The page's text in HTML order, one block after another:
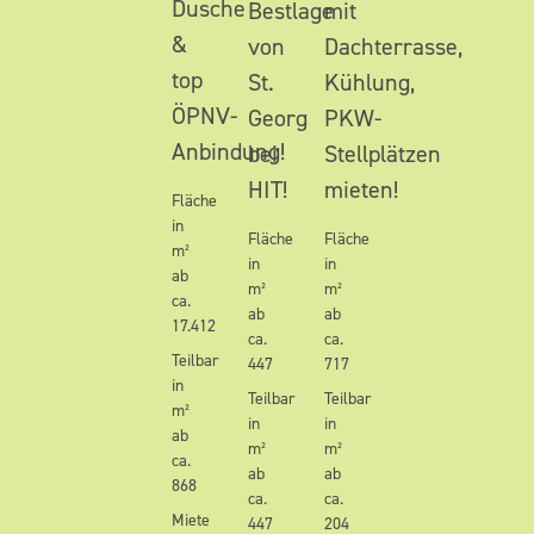
Dusche
&
top
ÖPNV-
Anbindung!
Fläche
in
m²
ab
ca.
17.412
Teilbar
in
m²
ab
ca.
868
Miete
Bestlage
von
St.
Georg
bei
HIT!
Fläche
in
m²
ab
ca.
447
Teilbar
in
m²
ab
ca.
447
mit
Dachterrasse,
Kühlung,
PKW-
Stellplätzen
mieten!
Fläche
in
m²
ab
ca.
717
Teilbar
in
m²
ab
ca.
204